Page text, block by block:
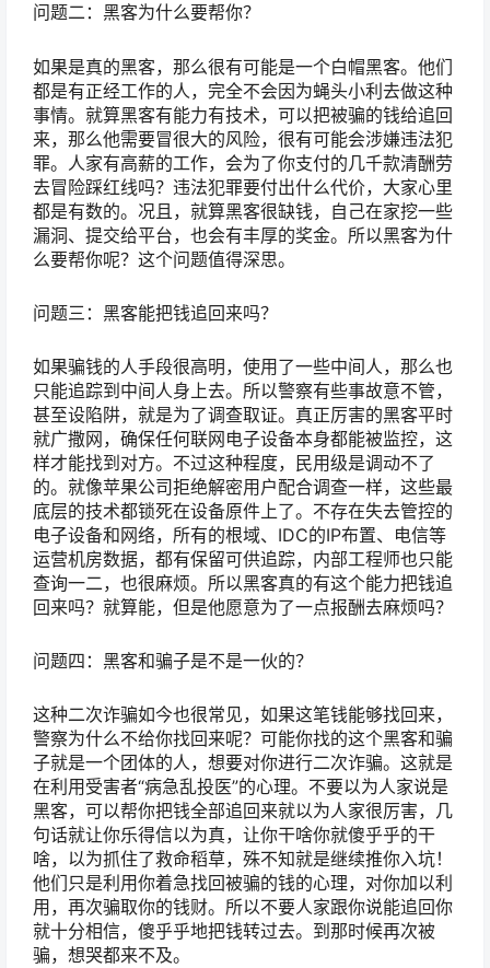
问题二：黑客为什么要帮你？
如果是真的黑客，那么很有可能是一个白帽黑客。他们
都是有正经工作的人，完全不会因为蝇头小利去做这种
事情。就算黑客有能力有技术，可以把被骗的钱给追回
来，那么他需要冒很大的风险，很有可能会涉嫌违法犯
罪。人家有高薪的工作，会为了你支付的几千款清酬劳
去冒险踩红线吗？违法犯罪要付出什么代价，大家心里
都是有数的。况且，就算黑客很缺钱，自己在家挖一些
漏洞、提交给平台，也会有丰厚的奖金。所以黑客为什
么要帮你呢？这个问题值得深思。
问题三：黑客能把钱追回来吗？
如果骗钱的人手段很高明，使用了一些中间人，那么也
只能追踪到中间人身上去。所以警察有些事故意不管，
甚至设陷阱，就是为了调查取证。真正厉害的黑客平时
就广撒网，确保任何联网电子设备本身都能被监控，这
样才能找到对方。不过这种程度，民用级是调动不了
的。就像苹果公司拒绝解密用户配合调查一样，这些最
底层的技术都锁死在设备原件上了。不存在失去管控的
电子设备和网络，所有的根域、IDC的IP布置、电信等
运营机房数据，都有保留可供追踪，内部工程师也只能
查询一二，也很麻烦。所以黑客真的有这个能力把钱追
回来吗？就算能，但是他愿意为了一点报酬去麻烦吗？
问题四：黑客和骗子是不是一伙的？
这种二次诈骗如今也很常见，如果这笔钱能够找回来，
警察为什么不给你找回来呢？可能你找的这个黑客和骗
子就是一个团体的人，想要对你进行二次诈骗。这就是
在利用受害者“病急乱投医”的心理。不要以为人家说是
黑客，可以帮你把钱全部追回来就以为人家很厉害，几
句话就让你乐得信以为真，让你干啥你就傻乎乎的干
啥，以为抓住了救命稻草，殊不知就是继续推你入坑！
他们只是利用你着急找回被骗的钱的心理，对你加以利
用，再次骗取你的钱财。所以不要人家跟你说能追回你
就十分相信，傻乎乎地把钱转过去。到那时候再次被
骗，想哭都来不及。